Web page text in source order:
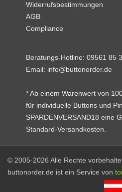
Widerrufsbestimmungen
AGB
Compliance
Beratungs-Hotline:09561 85
Email: info@buttonorder.de
* Ab einem Warenwert von
für individuelle Buttons und
SPARDENVERSAND18 eine
Standard-Versandkosten.
© 2005-2026 Alle Rechte
buttonorder.de ist ein Service von